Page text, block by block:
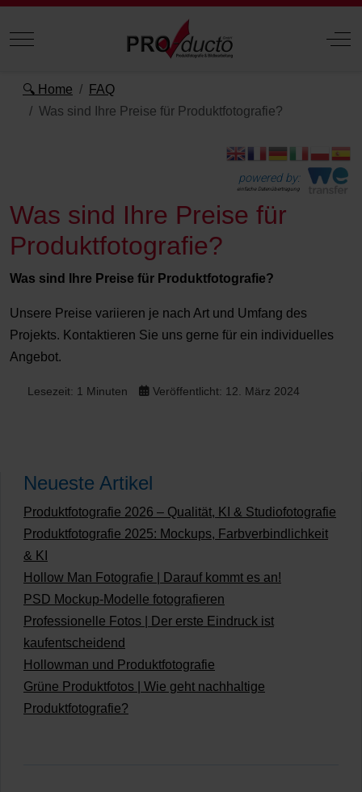
Mobile Menu Toggle Off-
🔍 Home
FAQ
Was sind Ihre Preise für Produktfotografie?
powered by:
einfache Datenübertragung
Was sind Ihre Preise für
Produktfotografie?
Was sind Ihre Preise für Produktfotografie?
Unsere Preise variieren je nach Art und Umfang des
Projekts. Kontaktieren Sie uns gerne für ein individuelles
Angebot.
Lesezeit: 1 Minuten Veröffentlicht: 12. März 2024
Neueste Artikel
Produktfotografie 2026 – Qualität, KI & Studiofotografie
Produktfotografie 2025: Mockups, Farbverbindlichkeit
& KI
Hollow Man Fotografie | Darauf kommt es an!
PSD Mockup-Modelle fotografieren
Professionelle Fotos | Der erste Eindruck ist
kaufentscheidend
Hollowman und Produktfotografie
Grüne Produktfotos | Wie geht nachhaltige
Produktfotografie?